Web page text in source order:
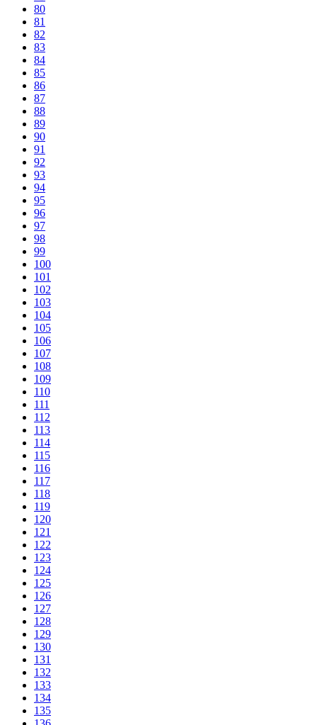
80
81
82
83
84
85
86
87
88
89
90
91
92
93
94
95
96
97
98
99
100
101
102
103
104
105
106
107
108
109
110
111
112
113
114
115
116
117
118
119
120
121
122
123
124
125
126
127
128
129
130
131
132
133
134
135